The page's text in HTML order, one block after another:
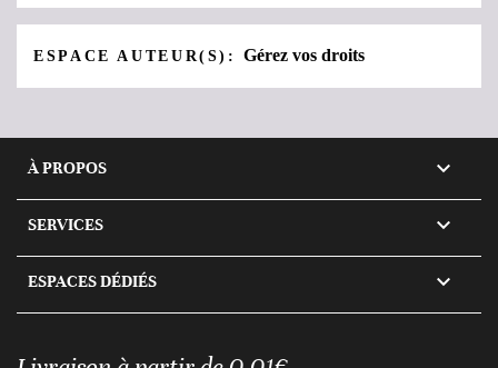
ESPACE AUTEUR(S):Gérez vos droits
À PROPOS 
SERVICES 
ESPACES DÉDIÉS 